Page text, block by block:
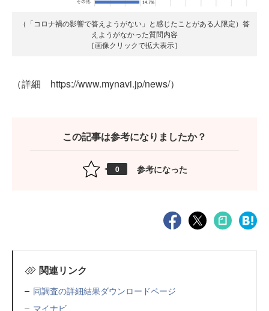
（「コロナ禍の影響で答えようがない」と感じたことがある人限定）答
えようがなかった質問内容
［画像クリックで拡大表示］
（詳細 https://www.mynavi.jp/news/）
この記事は参考になりましたか？
0 参考になった
関連リンク
同調査の詳細結果ダウンロードページ
マイナビ